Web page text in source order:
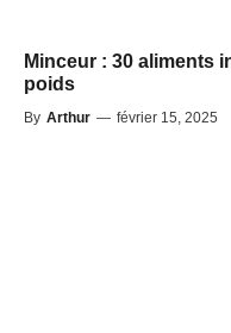
Minceur : 30 aliments
poids
By Arthur — février 15, 2025